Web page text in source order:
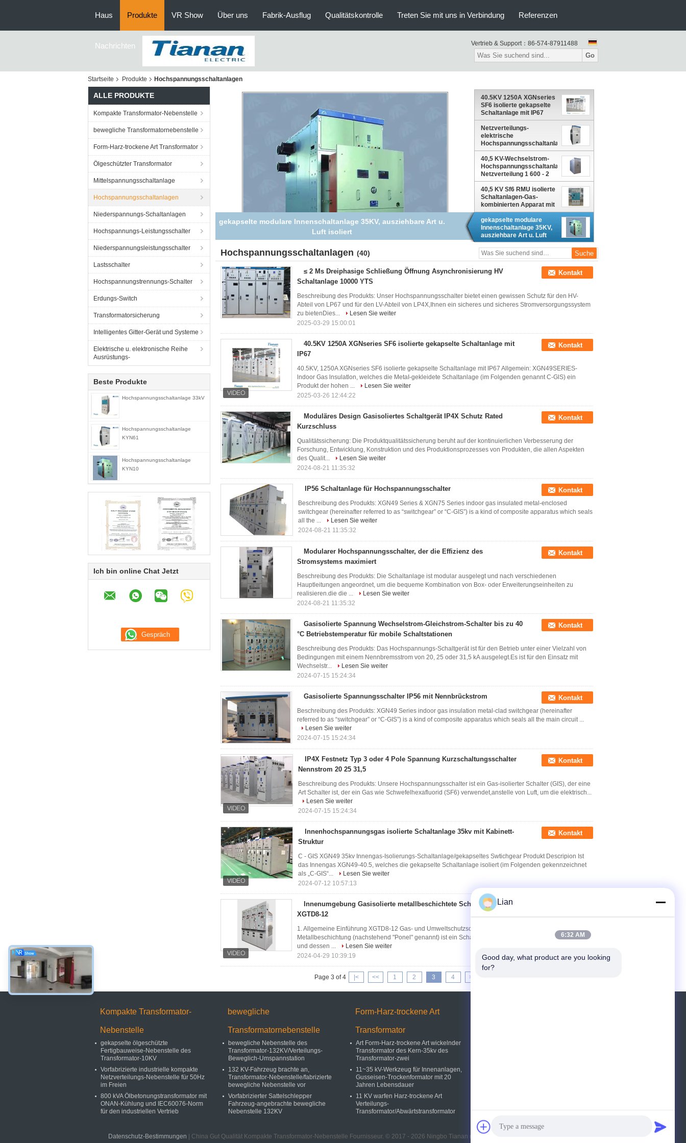
Haus Produkte VR Show Über uns Fabrik-Ausflug Qualitätskontrolle Treten Sie mit uns in Verbindung Referenzen
Nachrichten Vertrieb & Support： 86-574-87911488
Go
Startseite Produkte Hochspannungsschaltanlagen
ALLE PRODUKTE
Kompakte Transformator-Nebenstelle
bewegliche Transformatornebenstelle
Form-Harz-trockene Art Transformator
Ölgeschützter Transformator
Mittelspannungsschaltanlage
Hochspannungsschaltanlagen
Niederspannungs-Schaltanlagen
Hochspannungs-Leistungsschalter
Niederspannungsleistungsschalter
Lastsschalter
Hochspannungstrennungs-Schalter
Erdungs-Switch
Transformatorsicherung
Intelligentes Gitter-Gerät und Systeme
Elektrische u. elektronische Reihe
Ausrüstungs-
Beste Produkte
Hochspannungsschaltanlage 33kV
Hochspannungsschaltanlage
KYN61
Hochspannungsschaltanlage
KYN10
Ich bin online Chat Jetzt
gekapselte modulare Innenschaltanlage 35KV, ausziehbare Art u.
Luft isoliert
40.5KV 1250A XGNseries
SF6 isolierte gekapselte
Schaltanlage mit IP67
Netzverteilungs-
elektrische
Hochspannungsschaltanlage
für Bergbauunternehmen
40,5 KV-Wechselstrom-
Hochspannungsschaltanlage für
Netzverteilung 1 600 - 2
000A KYN61A - 40,5
40,5 KV Sf6 RMU isolierte
Schaltanlagen-Gas-
kombinierten Apparat mit
3 Einheiten
gekapselte modulare
Innenschaltanlage 35KV,
ausziehbare Art u. Luft
isoliert
Hochspannungsschaltanlagen (40)
≤ 2 Ms Dreiphasige Schließung Öffnung Asynchronisierung HV
Schaltanlage 10000 YTS
Kontakt
Beschreibung des Produkts: Unser Hochspannungsschalter bietet einen gewissen Schutz für den HV-
Abteil von LP67 und für den LV-Abteil von LP4X,Ihnen ein sicheres und sicheres Stromversorgungssystem
zu bietenDies...
Lesen Sie weiter
2025-03-29 15:00:01
40.5KV 1250A XGNseries SF6 isolierte gekapselte Schaltanlage mit
IP67
Kontakt
40.5KV, 1250A XGNseries SF6 isolierte gekapselte Schaltanlage mit IP67 Allgemein: XGN49SERIES-
lndoor Gas lnsulatlon, welches die MetaI-gekleidete Schaltanlage (im Folgenden genannt C-GlS) ein
Produkt der hohen ...
Lesen Sie weiter
2025-03-26 12:44:22
Moduläres Design Gasisoliertes Schaltgerät IP4X Schutz Rated
Kurzschluss
Kontakt
Qualitätssicherung: Die Produktqualitätssicherung beruht auf der kontinuierlichen Verbesserung der
Forschung, Entwicklung, Konstruktion und des Produktionsprozesses von Produkten, die allen Aspekten
des Qualit...
Lesen Sie weiter
2024-08-21 11:35:32
IP56 Schaltanlage für Hochspannungsschalter Kontakt
Beschreibung des Produkts: XGN49 Series & XGN75 Series indoor gas insulated metal-enclosed
switchgear (hereinafter referred to as “switchgear” or “C-GIS”) is a kind of composite apparatus which seals
all the ...
Lesen Sie weiter
2024-08-21 11:35:32
Modularer Hochspannungsschalter, der die Effizienz des
Stromsystems maximiert
Kontakt
Beschreibung des Produkts: Die Schaltanlage ist modular ausgelegt und nach verschiedenen
Hauptleitungen angeordnet, um die bequeme Kombination von Box- oder Erweiterungseinheiten zu
realisieren.die die ...
Lesen Sie weiter
2024-08-21 11:35:32
Gasisolierte Spannung Wechselstrom-Gleichstrom-Schalter bis zu 40
°C Betriebstemperatur für mobile Schaltstationen
Kontakt
Beschreibung des Produkts: Das Hochspannungs-Schaltgerät ist für den Betrieb unter einer Vielzahl von
Bedingungen mit einem Nennbremsstrom von 20, 25 oder 31,5 kA ausgelegt.Es ist für den Einsatz mit
Wechselstr...
Lesen Sie weiter
2024-07-15 15:24:34
Gasisolierte Spannungsschalter IP56 mit Nennbrückstrom Kontakt
Beschreibung des Produkts: XGN49 Series indoor gas insulation metal-clad switchgear (hereinafter
referred to as “switchgear” or “C-GIS”) is a kind of composite apparatus which seals all the main circuit ...
Lesen Sie weiter
2024-07-15 15:24:34
IP4X Festnetz Typ 3 oder 4 Pole Spannung Kurzschaltungsschalter
Nennstrom 20 25 31,5
Kontakt
Beschreibung des Produkts: Unsere Hochspannungsschalter ist ein Gas-isolierter Schalter (GIS), der eine
Art Schalter ist, der ein Gas wie Schwefelhexafluorid (SF6) verwendet,anstelle von Luft, um die elektrisch...
Lesen Sie weiter
2024-07-15 15:24:34
Innenhochspannungsgas isolierte Schaltanlage 35kv mit Kabinett-
Struktur
Kontakt
C - GIS XGN49 35kv Innengas-Isolierungs-Schaltanlage/gekapseltes Swtichgear Produkt Descripion Ist
das Innengas XGN49-40.5, welches die gekapselte Schaltanlage isoliert (im Folgenden gekennzeichnet
als „C-GIS“...
Lesen Sie weiter
2024-07-12 10:57:13
Innenumgebung Gasisolierte metallbeschichtete Schaltanlage
XGTD8-12
1. Allgemeine Einführung XGTD8-12 Gas- und Umweltschutzschalter für Innenräume mit isolierter
Metallbeschichtung (nachstehend "Ponel" genannt) ist ein Schalter, der mit Umweltschutzgas gefüllt ist,
und dessen ...
Lesen Sie weiter
2024-04-29 10:39:19
Page 3 of 4 |< << 1 2 3 4 >>
Kompakte Transformator-
Nebenstelle
gekapselte ölgeschützte
Fertigbauweise-Nebenstelle des
Transformator-10KV
Vorfabrizierte industrielle kompakte
Netzverteilungs-Nebenstelle für 50Hz
im Freien
800 kVA Ölbetonungstransformator mit
ONAN-Kühlung und IEC60076-Norm
für den industriellen Vertrieb
bewegliche
Transformatornebenstelle
bewegliche Nebenstelle des
Transformator-132KV/Verteilungs-
Beweglich-Umspannstation
132 KV-Fahrzeug brachte an,
Transformator-Nebenstelle/fabrizierte
bewegliche Nebenstelle vor
Vorfabrizierter Sattelschlepper
Fahrzeug-angebrachte bewegliche
Nebenstelle 132KV
Form-Harz-trockene Art
Transformator
Art Form-Harz-trockene Art wickelnder
Transformator des Kern-35kv des
Transformator-zwei
11~35 kV-Werkzeug für Innenanlagen,
Gusseisen-Trockenformator mit 20
Jahren Lebensdauer
11 KV warfen Harz-trockene Art
Verteilungs-
Transformator/Abwärtstransformator
Datenschutz-Bestimmungen | China Gut Qualität Kompakte Transformator-Nebenstelle Fournisseur. © 2017 - 2026 Ningbo Tianan (Group) Co.,Ltd.. All Rights Reserved.
Lian
6:32 AM
Good day, what product are you looking
for?